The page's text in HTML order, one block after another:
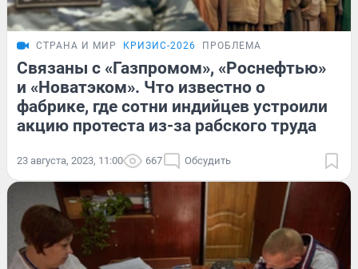
СТРАНА И МИР КРИЗИС-2026 ПРОБЛЕМА
Связаны с «Газпромом», «Роснефтью»
и «Новатэком». Что известно о
фабрике, где сотни индийцев устроили
акцию протеста из-за рабского труда
23 августа, 2023, 11:00 667 Обсудить